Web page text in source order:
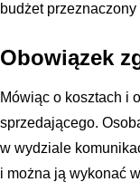
budżet
Obowiązek
Mówiąc o kosztach i
sprzedającego.
w wydziale
i można ją wykonać